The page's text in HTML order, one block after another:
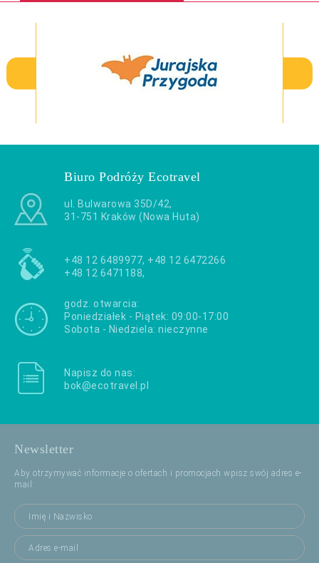
Biuro Podróży Ecotravel
ul. Bulwarowa 35D/42,
31-751 Kraków (Nowa Huta)
+48 12 6489977, +48 12 6472266
+48 12 6471188,
godz. otwarcia:
Poniedziałek - Piątek: 09:00-17:00
Sobota - Niedziela: nieczynne
Napisz do nas:
bok@ecotravel.pl
Newsletter
Aby otrzymywać informacje o ofertach i promocjach wpisz swój adres e-
mail: